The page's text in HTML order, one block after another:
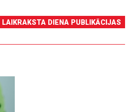
LAIKRAKSTA DIENA PUBLIKĀCIJAS